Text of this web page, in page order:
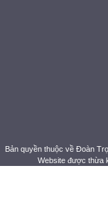
Bản quyền thuộc về Đoàn
Website được thừa